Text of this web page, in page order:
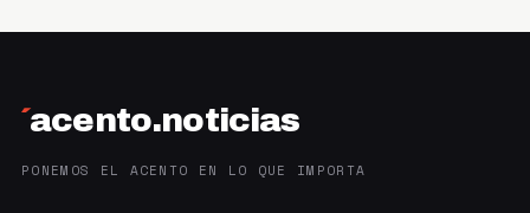
´acento.noticias
PONEMOS EL ACENTO EN LO QUE IMPORTA